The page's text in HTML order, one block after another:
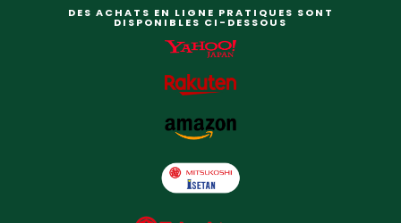
DES ACHATS EN LIGNE PRATIQUES SONT
DISPONIBLES CI-DESSOUS